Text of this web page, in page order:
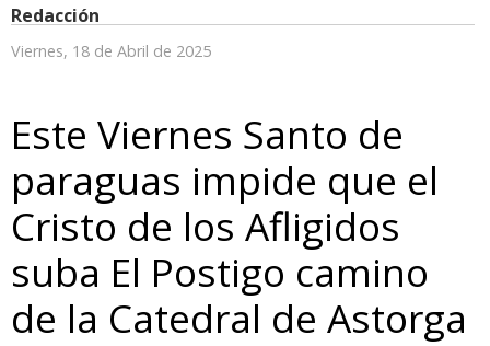
Redacción
Viernes, 18 de Abril de 2025
Este Viernes Santo de
paraguas impide que el
Cristo de los Afligidos
suba El Postigo camino
de la Catedral de Astorga